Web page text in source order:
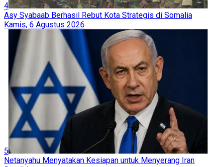
4
Asy Syabaab Berhasil Rebut Kota Strategis di Somalia
Kamis, 6 Agustus 2026
5
Netanyahu Menyatakan Kesiapan untuk Menyerang Iran